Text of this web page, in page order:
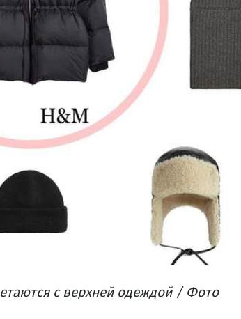
с верхней одеждой / Фото